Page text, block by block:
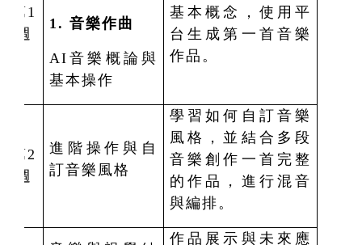
第1
週
1. 音樂作曲
AI 音樂概論與
基本操作
基本概念，使用平
台生成第一首音樂
作品。
第2
週
進階操作與自
訂音樂風格
學習如何自訂音樂
風格，並結合多段
音樂創作一首完整
的作品，進行混音
與編排。
作品展示與未來應